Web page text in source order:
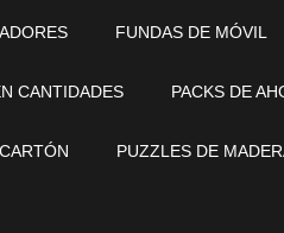
FUNDAS DE MÓVIL
CANTIDADES PACKS DE
PUZZLES DE